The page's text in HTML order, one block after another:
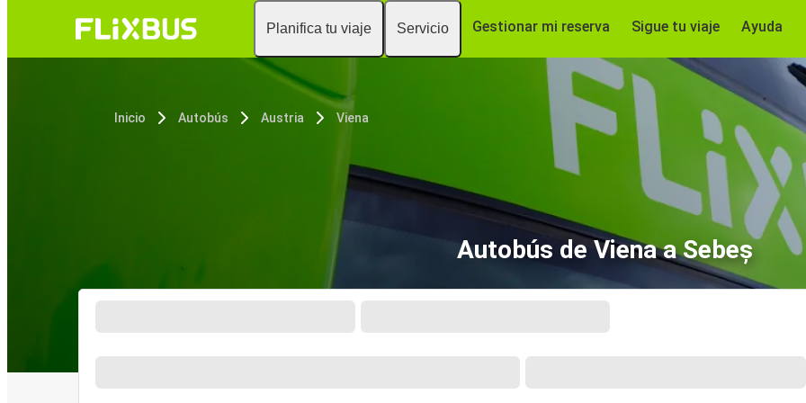
Planifica tu viaje Servicio Gestionar mi reserva Sigue tu viaje Ayuda
Inicio Autobús Austria Viena
Autobús de Viena a Sebeș